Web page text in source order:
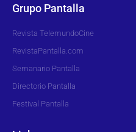
Grupo Pantalla
Revista TelemundoCine
RevistaPantalla.com
Semanario Pantalla
Directorio Pantalla
Festival Pantalla